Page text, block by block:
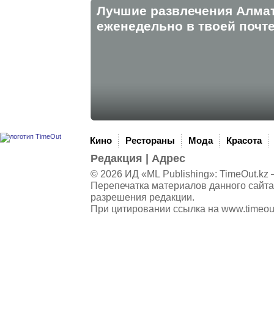
Лучшие развлечения
eженедельно в твоей
Кино Рестораны Мода Красота
Редакция Адрес
© 2026 ИД «ML Publishing»: TimeOut.kz
Перепечатка материалов данного
разрешения редакции.
При цитировании ссылка на